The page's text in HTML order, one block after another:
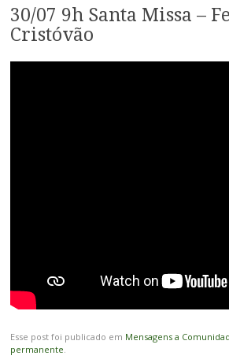
30/07 9h Santa Missa –
Cristóvão
Esse post foi publicado em Mensagens a
permanente